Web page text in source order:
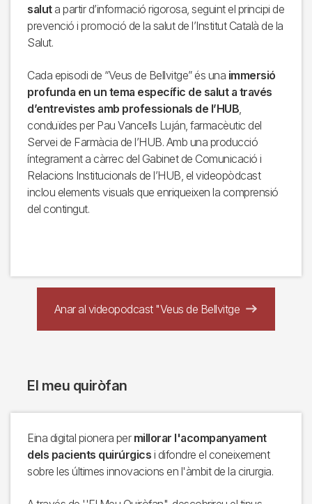
saluta partir d’informació rigorosa, seguint el principi de
prevenció i promoció de la salut de l’Institut Català de la
Salut.
Cada episodi de “Veus de Bellvitge” és una immersió
profunda en un tema específic de salut a través
d’entrevistes amb professionals de l’HUB
conduïdes per Pau Vancells Luján, farmacèutic del
Servei de Farmàcia de l’HUB. Amb una producció
íntegrament a càrrec del Gabinet de Comunicació i
Relacions Institucionals de l’HUB, el videopòdcast
inclou elements visuals que enriqueixen la comprensió
del contingut.
Anar al videopodcast "Veus de Bellvitge
El meu quiròfan
Eina digital pionera per millorar l'acompanyament
dels pacients quirúrgics i difondre el coneixement
sobre les últimes innovacions en l'àmbit de la cirurgia.